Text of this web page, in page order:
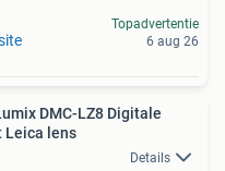
Topadvertentie
6 aug 26
DMC-LZ8 Digitale
Leica lens
Details